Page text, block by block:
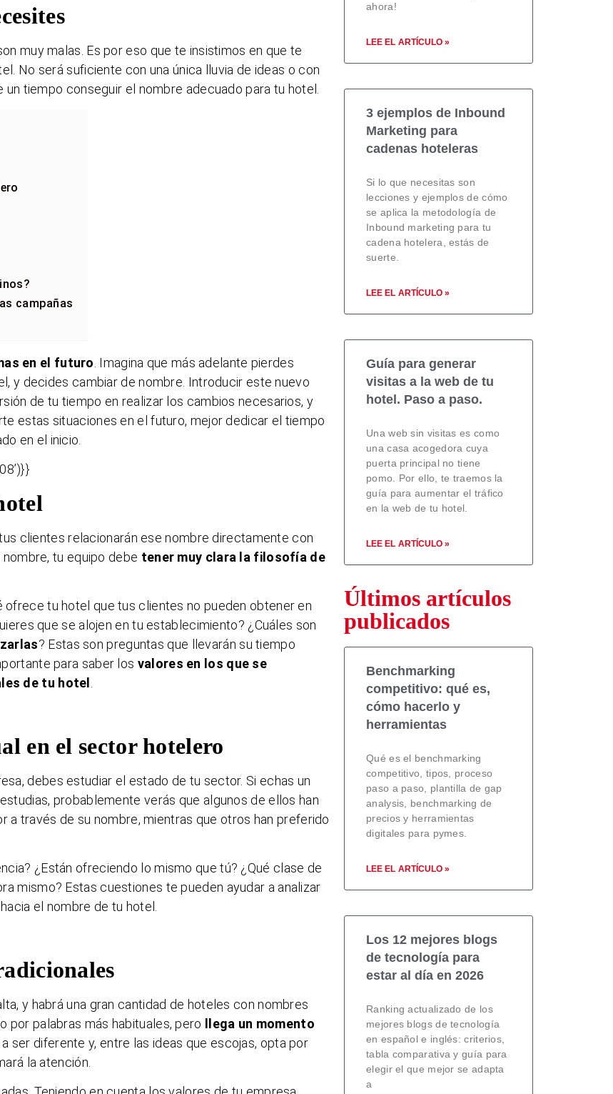
muy malas. Es por eso que te insistimos en que te
No será suficiente con una única lluvia de ideas o con
tiempo conseguir el nombre adecuado para tu hotel.
campañas
en el futuro . Imagina que más adelante pierdes
y decides cambiar de nombre. Introducir este nuevo
de tu tiempo en realizar los cambios necesarios, y
estas situaciones en el futuro, mejor dedicar el tiempo
en el inicio.
clientes relacionarán ese nombre directamente con
tu equipo debe tener muy clara la filosofía de
ofrece tu hotel que tus clientes no pueden obtener en
que se alojen en tu establecimiento? ¿Cuáles son
? Estas son preguntas que llevarán su tiempo
para saber los valores en los que se
de tu hotel
en el sector hotelero
debes estudiar el estado de tu sector. Si echas un
probablemente verás que algunos de ellos han
través de su nombre, mientras que otros han preferido
¿Están ofreciendo lo mismo que tú? ¿Qué clase de
mismo? Estas cuestiones te pueden ayudar a analizar
el nombre de tu hotel.
y habrá una gran cantidad de hoteles con nombres
por palabras más habituales, pero
llega un momento
a ser diferente y, entre las ideas que escojas, opta por
la atención.
ahora!
LEE EL ARTÍCULO »
3 ejemplos de Inbound
Marketing para
cadenas hoteleras
Si lo que necesitas son
lecciones y ejemplos de cómo
se aplica la metodología de
Inbound marketing para tu
cadena hotelera, estás de
suerte.
LEE EL ARTÍCULO »
Guía para generar
visitas a la web de tu
hotel. Paso a paso.
Una web sin visitas es como
una casa acogedora cuya
puerta principal no tiene
pomo. Por ello, te traemos la
guía para aumentar el tráfico
en la web de tu hotel.
LEE EL ARTÍCULO »
Últimos artículos
publicados
Benchmarking
competitivo: qué es,
cómo hacerlo y
herramientas
Qué es el benchmarking
competitivo, tipos, proceso
paso a paso, plantilla de gap
analysis, benchmarking de
precios y herramientas
digitales para pymes.
LEE EL ARTÍCULO »
Los 12 mejores blogs
de tecnología para
estar al día en 2026
Ranking actualizado de los
mejores blogs de tecnología
en español e inglés: criterios,
tabla comparativa y guía para
elegir el que mejor se adapta
a